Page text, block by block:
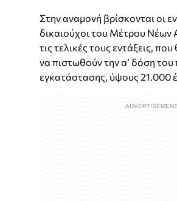
Στην αναµονή βρίσκονται οι
δικαιούχοι του Μέτρου Νέων
τις τελικές τους εντάξεις,
να πιστωθούν την α’ δόση του
εγκατάστασης, ύψους 21.000